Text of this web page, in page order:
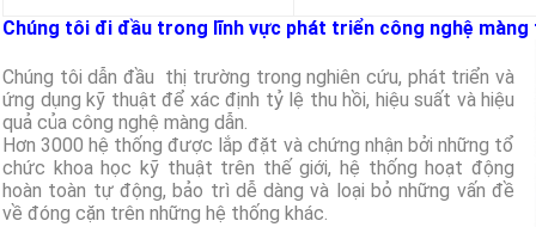
Chúng tôi đi đầu trong lĩnh vực phát triển công nghệ màng
Chúng tôi dẫn đầu thị trường trong nghiên cứu, phát triển và
ứng dụng kỹ thuật để xác định tỷ lệ thu hồi, hiệu suất và hiệu
quả của công nghệ màng dẫn.
Hơn 3000 hệ thống được lắp đặt và chứng nhận bởi những tổ
chức khoa học kỹ thuật trên thế giới, hệ thống hoạt động
hoàn toàn tự động, bảo trì dễ dàng và loại bỏ những vấn đề
về đóng cặn trên những hệ thống khác.